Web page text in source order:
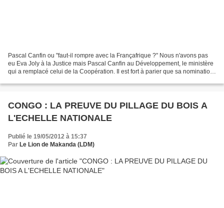
Pascal Canfin ou "faut-il rompre avec la Françafrique ?" Nous n'avons pas
eu Eva Joly à la Justice mais Pascal Canfin au Développement, le ministère
qui a remplacé celui de la Coopération. Il est fort à parier que sa nomination
CONGO : LA PREUVE DU PILLAGE DU BOIS A
L'ECHELLE NATIONALE
Publié le 19/05/2012 à 15:37
Par Le Lion de Makanda (LDM)